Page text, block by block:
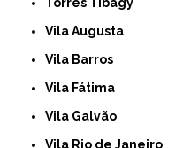
Vila Augusta
Vila Barros
Vila Fátima
Vila Galvão
Vila Rio de Janeiro